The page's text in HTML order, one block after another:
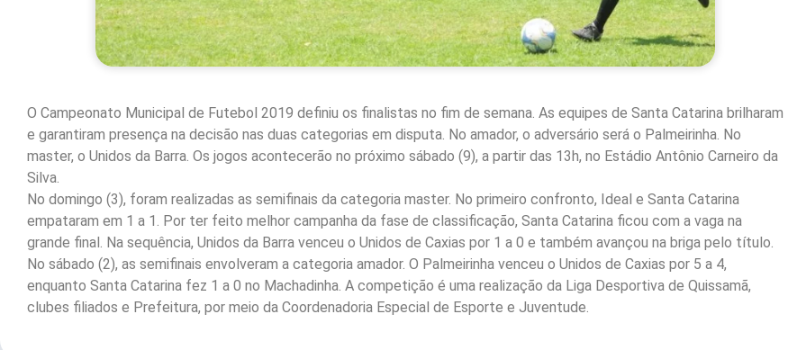
O Campeonato Municipal de Futebol 2019 definiu os finalistas no fim de semana. As equipes de Santa Catarina brilharam
e garantiram presença na decisão nas duas categorias em disputa. No amador, o adversário será o Palmeirinha. No
master, o Unidos da Barra. Os jogos acontecerão no próximo sábado (9), a partir das 13h, no Estádio Antônio Carneiro da
Silva.
No domingo (3), foram realizadas as semifinais da categoria master. No primeiro confronto, Ideal e Santa Catarina
empataram em 1 a 1. Por ter feito melhor campanha da fase de classificação, Santa Catarina ficou com a vaga na
grande final. Na sequência, Unidos da Barra venceu o Unidos de Caxias por 1 a 0 e também avançou na briga pelo título.
No sábado (2), as semifinais envolveram a categoria amador. O Palmeirinha venceu o Unidos de Caxias por 5 a 4,
enquanto Santa Catarina fez 1 a 0 no Machadinha. A competição é uma realização da Liga Desportiva de Quissamã,
clubes filiados e Prefeitura, por meio da Coordenadoria Especial de Esporte e Juventude.